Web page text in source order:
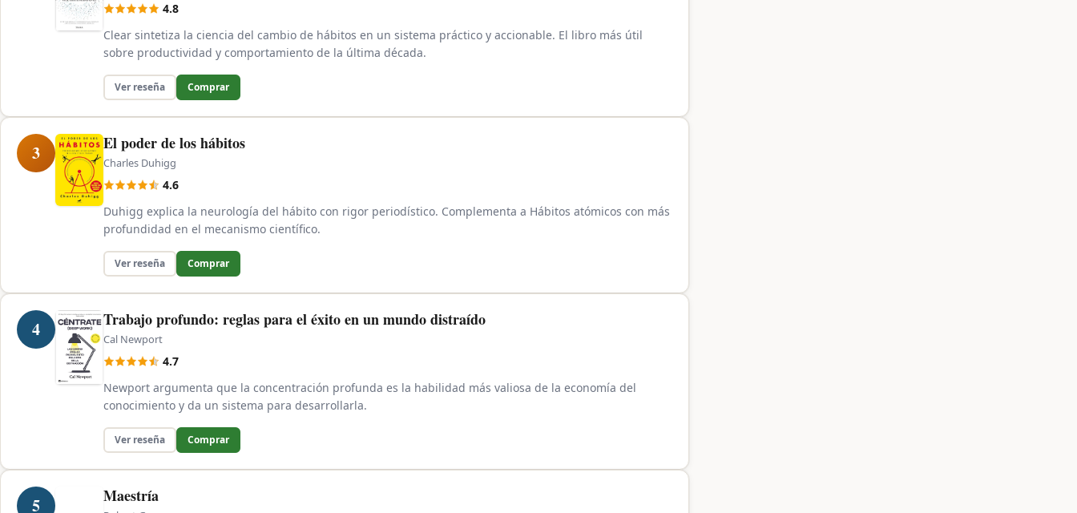
4.8
Clear sintetiza la ciencia del cambio de hábitos en un sistema práctico y accionable. El libro más útil
sobre productividad y comportamiento de la última década.
Ver reseña Comprar
3 El poder de los hábitos
Charles Duhigg
4.6
Duhigg explica la neurología del hábito con rigor periodístico. Complementa a Hábitos atómicos con más
profundidad en el mecanismo científico.
Ver reseña Comprar
4 Trabajo profundo: reglas para el éxito en un mundo distraído
Cal Newport
4.7
Newport argumenta que la concentración profunda es la habilidad más valiosa de la economía del
conocimiento y da un sistema para desarrollarla.
Ver reseña Comprar
5 Maestría